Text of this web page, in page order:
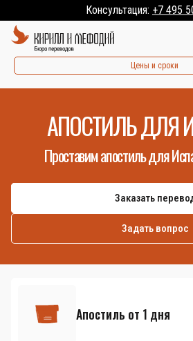
Консультация: +7 495
Цены и сроки
АПОСТИЛЬ ДЛЯ
Проставим апостиль для
Заказать
Задать вопрос
Апостиль от 1 дня